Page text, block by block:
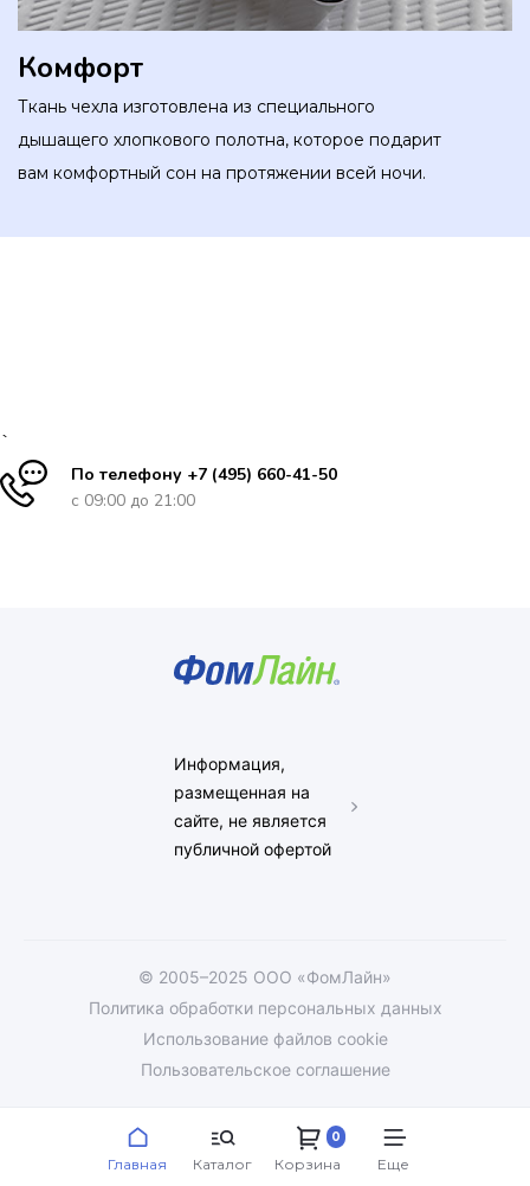
Комфорт
Ткань чехла изготовлена из специального
дышащего хлопкового полотна, которое подарит
вам комфортный сон на протяжении всей ночи.
`
По телефону +7 (495) 660-41-50
с 09:00 до 21:00
Информация,
размещенная на
сайте, не является
публичной офертой
© 2005–2025 ООО «ФомЛайн»
Политика обработки персональных данных
Использование файлов cookie
Пользовательское соглашение
Главная Каталог
0
Корзина Еще